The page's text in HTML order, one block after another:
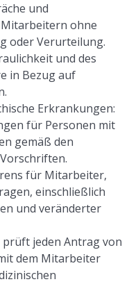
und
ohne
oder Verurteilung.
und des
in Bezug auf
Erkrankungen:
für Personen mit
gemäß den
für Mitarbeiter,
einschließlich
und veränderter
prüft jeden Antrag von
dem Mitarbeiter